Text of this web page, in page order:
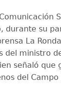
durante su
La
del ministro
señaló que
del Campo